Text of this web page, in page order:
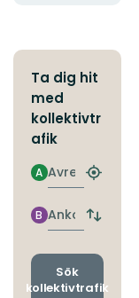
Ta dig hit
med
kollektivtr
afik
Avresa
A
Hitta
Ankomst
B
Byt
och
Sök
kollektivtrafik